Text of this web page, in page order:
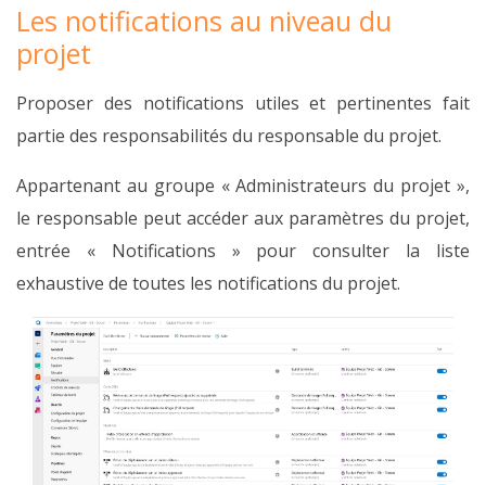
Les notifications au niveau du
projet
Proposer des notifications utiles et pertinentes fait
partie des responsabilités du responsable du projet.
Appartenant au groupe « Administrateurs du projet »,
le responsable peut accéder aux paramètres du projet,
entrée « Notifications » pour consulter la liste
exhaustive de toutes les notifications du projet.